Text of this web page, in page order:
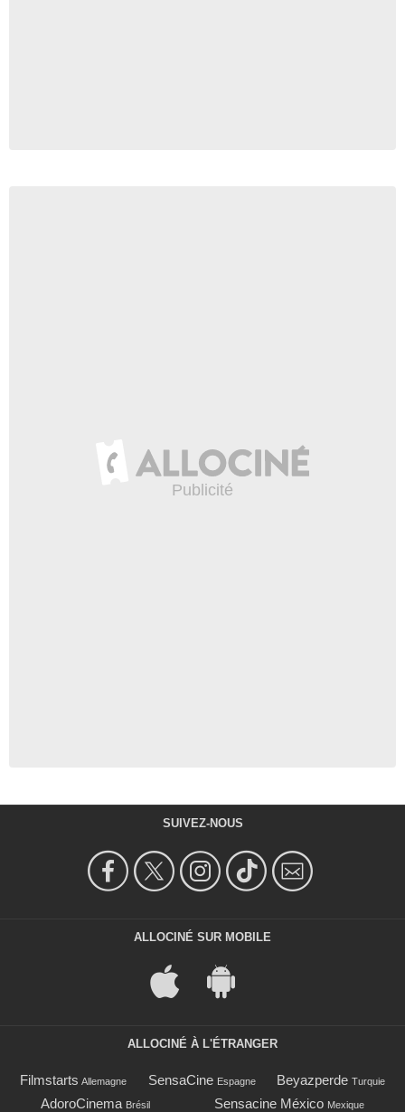
SUIVEZ-NOUS
ALLOCINÉ SUR MOBILE
ALLOCINÉ À L'ÉTRANGER
Filmstarts Allemagne SensaCine Espagne Beyazperde Turquie
AdoroCinema Brésil Sensacine México Mexique